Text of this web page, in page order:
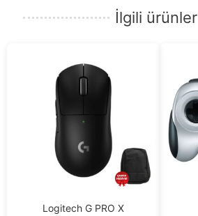
İlgili ürünler
Logitech G PRO X